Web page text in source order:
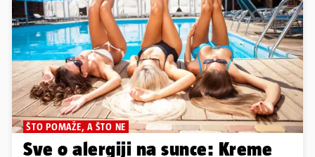
ŠTO POMAŽE, A ŠTO NE
Sve o alergiji na sunce: Kreme